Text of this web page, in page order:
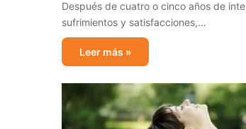
Después de cuatro o cinco años de
sufrimientos y satisfacciones,…
Leer más »